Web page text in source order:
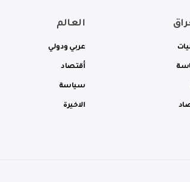
العالم
عربي ودولي
أقتصاد
سياسة
الاخيرة